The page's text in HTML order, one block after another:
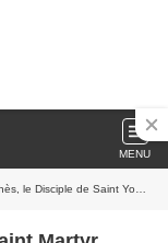
MENU
de Saint Yoann le Théologien